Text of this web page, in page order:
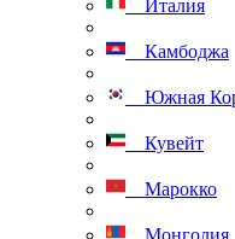
Италия
Камбоджа
Южная
Кувейт
Марокко
Монголия